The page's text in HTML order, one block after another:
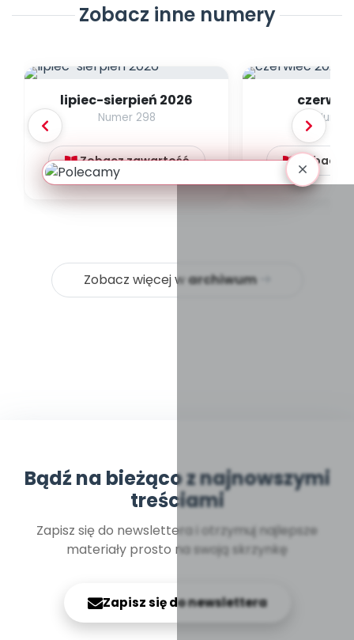
Zobacz inne numery
lipiec-sierpień 2026
Numer 298
Zobacz zawartość Zobacz
Zobacz więcej w archiwum
Bądź na bieżąco z najnowszymi
treściami
Zapisz się do newslettera i otrzymuj najlepsze
materiały prosto na swoją skrzynkę
Zapisz się do newslettera